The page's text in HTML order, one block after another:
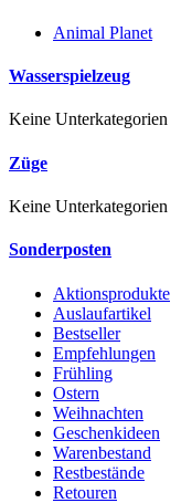
Animal Planet
Wasserspielzeug
Keine Unterkategorien
Züge
Keine Unterkategorien
Sonderposten
Aktionsprodukte
Auslaufartikel
Bestseller
Empfehlungen
Frühling
Ostern
Weihnachten
Geschenkideen
Warenbestand
Restbestände
Retouren